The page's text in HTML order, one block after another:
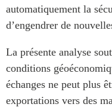
automatiquement la
d’engendrer de
La présente analyse
conditions
échanges ne peut plus
exportations vers des